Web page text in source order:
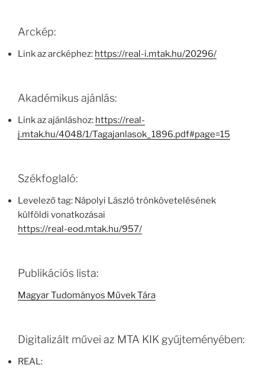
Arckép:
Link az arcképhez: https://real-i.mtak.hu/20296/
Akadémikus ajánlás:
Link az ajánláshoz: https://real-
j.mtak.hu/4048/1/Tagajanlasok_1896.pdf#page=15
Székfoglaló:
Levelező tag: Nápolyi László trónkövetelésének
külföldi vonatkozásai
https://real-eod.mtak.hu/957/
Publikációs lista:
Magyar Tudományos Művek Tára
Digitalizált művei az MTA KIK gyűjteményében:
REAL: